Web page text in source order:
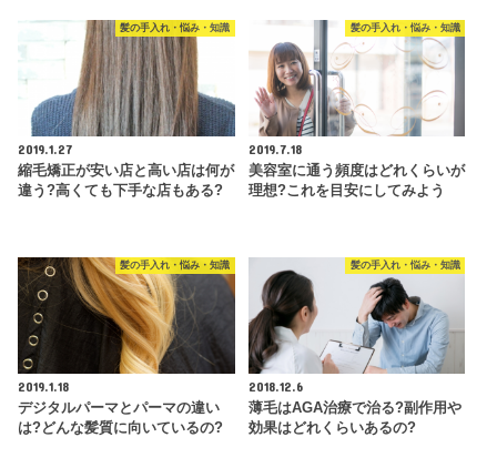
髪の手入れ・悩み・知識
2019.1.27
縮毛矯正が安い店と高い店は何が
違う?高くても下手な店もある?
髪の手入れ・悩み・知識
2019.7.18
美容室に通う頻度はどれくらいが
理想?これを目安にしてみよう
髪の手入れ・悩み・知識
2019.1.18
デジタルパーマとパーマの違い
は?どんな髪質に向いているの?
髪の手入れ・悩み・知識
2018.12.6
薄毛はAGA治療で治る?副作用や
効果はどれくらいあるの?